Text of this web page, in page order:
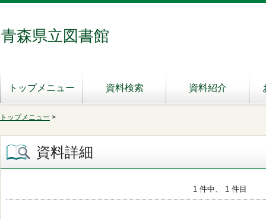
青森県立図書館
トップメニュー 資料検索 資料紹介
トップメニュー >
資料詳細
1 件中、 1 件目